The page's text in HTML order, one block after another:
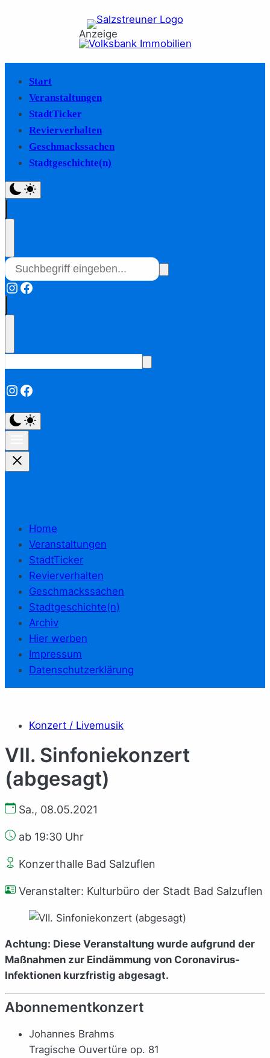
Anzeige
Start
Veranstaltungen
StadtTicker
Revierverhalten
Geschmackssachen
Stadtgeschichte(n)
Instagram
Facebook
Instagram
Facebook
Home
Veranstaltungen
StadtTicker
Revierverhalten
Geschmackssachen
Stadtgeschichte(n)
Archiv
Hier werben
Impressum
Datenschutzerklärung
Konzert / Livemusik
VII. Sinfoniekonzert
(abgesagt)
Sa., 08.05.2021
ab 19:30 Uhr
Konzerthalle Bad Salzuflen
Veranstalter: Kulturbüro der Stadt Bad Salzuflen
Achtung: Diese Veranstaltung wurde aufgrund der
Maßnahmen zur Eindämmung von Coronavirus-
Infektionen kurzfristig abgesagt.
Abonnementkonzert
Johannes Brahms
Tragische Ouvertüre op. 81